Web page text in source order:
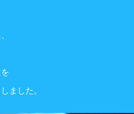
ました。